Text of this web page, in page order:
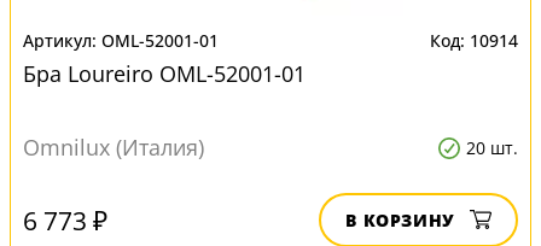
OML-52001-01 10914
Бра Loureiro OML-52001-01
Omnilux (Италия) 20 шт.
6 773 ₽ В КОРЗИНУ